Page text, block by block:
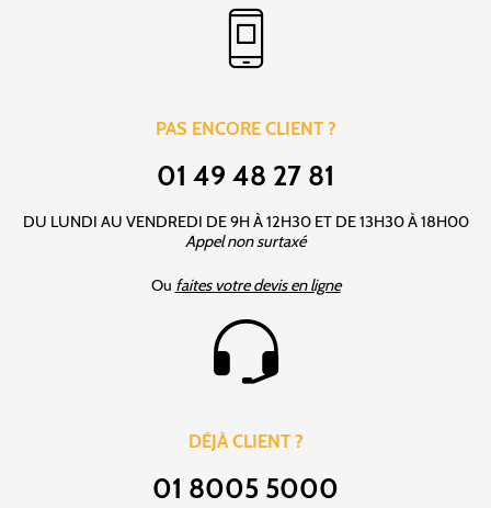
PAS ENCORE CLIENT ?
01 49 48 27 81
DU LUNDI AU VENDREDI DE 9H À 12H30 ET DE 13H30 À 18H00
Appel non surtaxé
Ou faites votre devis en ligne
DÉJÀ CLIENT ?
01 8005 5000